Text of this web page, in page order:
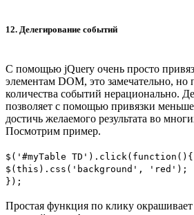
12. Делегирование событий
С помощью jQuery очень просто
элементам DOM, это замечательно, но
количества событий нерационально.
позволяет с помощью привязки
достичь желаемого результата во
Посмотрим пример.
$('#myTable TD').click(function(){
$(this).css('background', 'red');
});
Простая функция по клику